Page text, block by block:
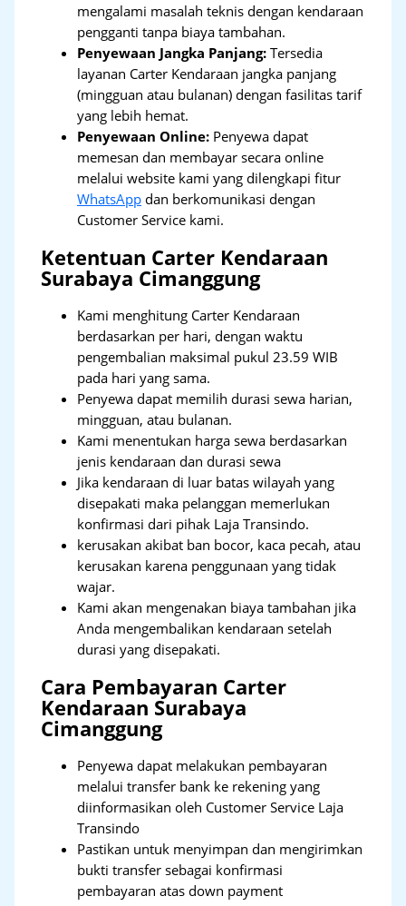
mengalami masalah teknis dengan kendaraan
pengganti tanpa biaya tambahan.
Penyewaan Jangka Panjang: Tersedia
layanan Carter Kendaraan jangka panjang
(mingguan atau bulanan) dengan fasilitas tarif
yang lebih hemat.
Penyewaan Online: Penyewa dapat
memesan dan membayar secara online
melalui website kami yang dilengkapi fitur
WhatsApp dan berkomunikasi dengan
Customer Service kami.
Ketentuan Carter Kendaraan
Surabaya Cimanggung
Kami menghitung Carter Kendaraan
berdasarkan per hari, dengan waktu
pengembalian maksimal pukul 23.59 WIB
pada hari yang sama.
Penyewa dapat memilih durasi sewa harian,
mingguan, atau bulanan.
Kami menentukan harga sewa berdasarkan
jenis kendaraan dan durasi sewa
Jika kendaraan di luar batas wilayah yang
disepakati maka pelanggan memerlukan
konfirmasi dari pihak Laja Transindo.
kerusakan akibat ban bocor, kaca pecah, atau
kerusakan karena penggunaan yang tidak
wajar.
Kami akan mengenakan biaya tambahan jika
Anda mengembalikan kendaraan setelah
durasi yang disepakati.
Cara Pembayaran Carter
Kendaraan Surabaya
Cimanggung
Penyewa dapat melakukan pembayaran
melalui transfer bank ke rekening yang
diinformasikan oleh Customer Service Laja
Transindo
Pastikan untuk menyimpan dan mengirimkan
bukti transfer sebagai konfirmasi
pembayaran atas down payment